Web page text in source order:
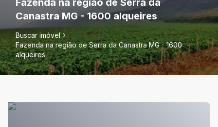
Fazenda na região de Serra da
Canastra MG - 1600 alqueires
Buscar imóvel
Fazenda na região de Serra da Canastra MG - 1600
alqueires